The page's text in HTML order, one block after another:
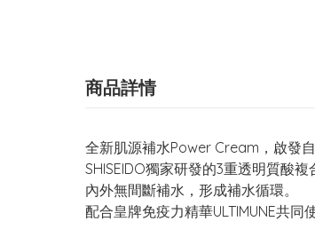
商品詳情
全新肌源補水Power Cream，啟發
SHISEIDO獨家研發的3重透明質酸
內外無間斷補水，形成補水循環。
配合皇牌免疫力精華ULTIMUNE共